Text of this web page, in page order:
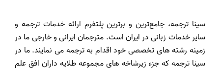
سینا ترجمه، جامع‌ترین و برترین پلتفرم ارائه خدمات ترجمه و
سایر خدمات زبانی در ایران است. مترجمان ایرانی و خارجی ما در
زمینه رشته های تخصصی خود اقدام به ترجمه می نمایند. ما در
سینا ترجمه که جزء زیرشاخه های مجموعه طلایه داران افق علم